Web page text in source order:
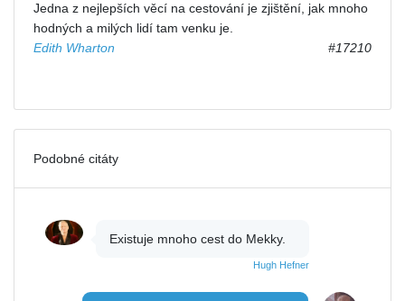
Jedna z nejlepších věcí na cestování je zjištění, jak mnoho
hodných a milých lidí tam venku je.
Edith Wharton
#17210
Podobné citáty
Existuje mnoho cest do Mekky.
Hugh Hefner